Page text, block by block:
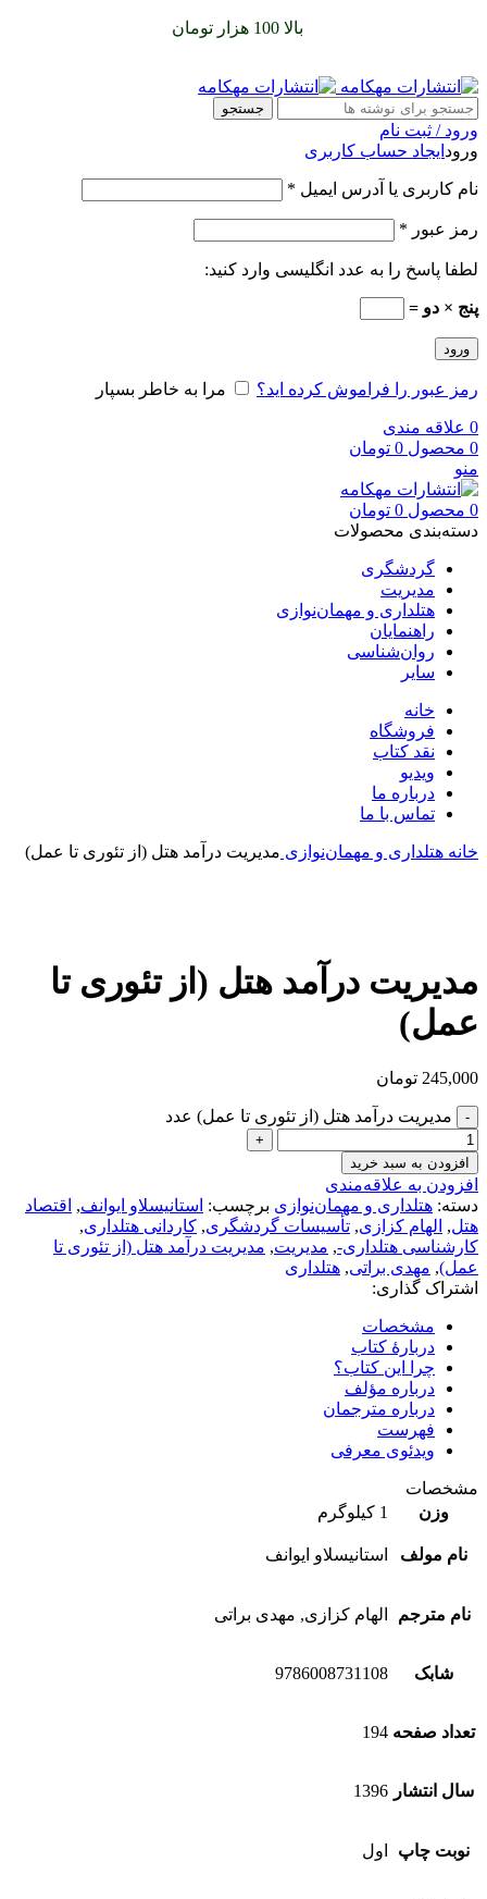
بالا 100 هزار تومان
جستجو
ورود / ثبت نام
ورود ایجاد حساب کاربری
نام کاربری یا آدرس ایمیل *
رمز عبور *
لطفا پاسخ را به عدد انگلیسی وارد کنید:
پنج × دو =
ورود
رمز عبور را فراموش کرده اید؟ مرا به خاطر بسپار
0 علاقه مندی
0 محصول 0 تومان
منو
0 محصول 0 تومان
دسته‌بندی محصولات
گردشگری
مدیریت
هتلداری و مهمان‌نوازی
راهنمایان
روان‌شناسی
سایر
خانه
فروشگاه
نقد کتاب
ویدیو
درباره‌ ما
تماس با ما
خانه هتلداری و مهمان‌نوازی مدیریت درآمد هتل (از تئوری تا عمل)
مدیریت درآمد هتل (از تئوری تا
عمل)
245,000 تومان
مدیریت درآمد هتل (از تئوری تا عمل) عدد
افزودن به سبد خرید
افزودن به علاقه‌مندی
دسته: هتلداری و مهمان‌نوازی برچسب: استانیسلاو ایوانف, اقتصاد
هتل, الهام کزازی, تأسیسات گردشگری, کاردانی هتلداری,
کارشناسی هتلداری-, مدیریت, مدیریت درآمد هتل (از تئوری تا
عمل), مهدی براتی, هتلداری
اشتراک گذاری:
مشخصات
دربارهٔ کتاب
چرا این کتاب؟
درباره مؤلف
درباره مترجمان
فهرست
ویدئوی معرفی
مشخصات
وزن
1 کیلوگرم
نام مولف استانیسلاو ایوانف
نام مترجم الهام کزازی, مهدی براتی
شابک 9786008731108
تعداد صفحه 194
سال انتشار 1396
نوبت چاپ اول